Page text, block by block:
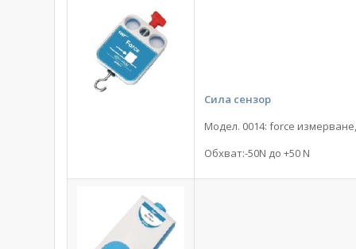
Сила сензор
Модел. 0014: force измерване,
Обхват:-50N до +50 N